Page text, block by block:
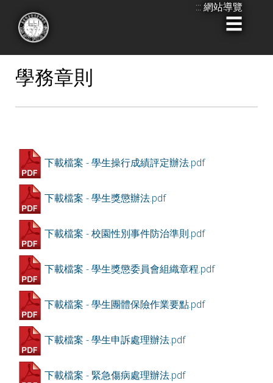
::: 網站導覽
學務章則
下載檔案 - 學生操行成績評定辦法.pdf
下載檔案 - 學生獎懲辦法.pdf
下載檔案 - 校園性別事件防治準則.pdf
下載檔案 - 學生獎懲委員會組織章程.pdf
下載檔案 - 學生團體保險作業要點.pdf
下載檔案 - 學生申訴處理辦法.pdf
下載檔案 - 緊急傷病處理辦法.pdf